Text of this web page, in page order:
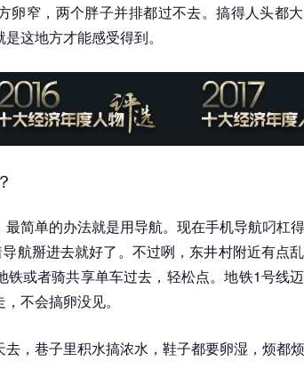
卵窄，两个胖子并排都过不去。搞得人头都
这地方才能感受得到。
简单的办法就是用导航。现在手机导航叼杠
航掰进去就好了。不过咧，东井村附近有点
或者骑共享单车过去，轻松点。地铁1号线
不会搞卵没见。
，巷子里积水搞浓水，鞋子都要卵湿，烦都烦